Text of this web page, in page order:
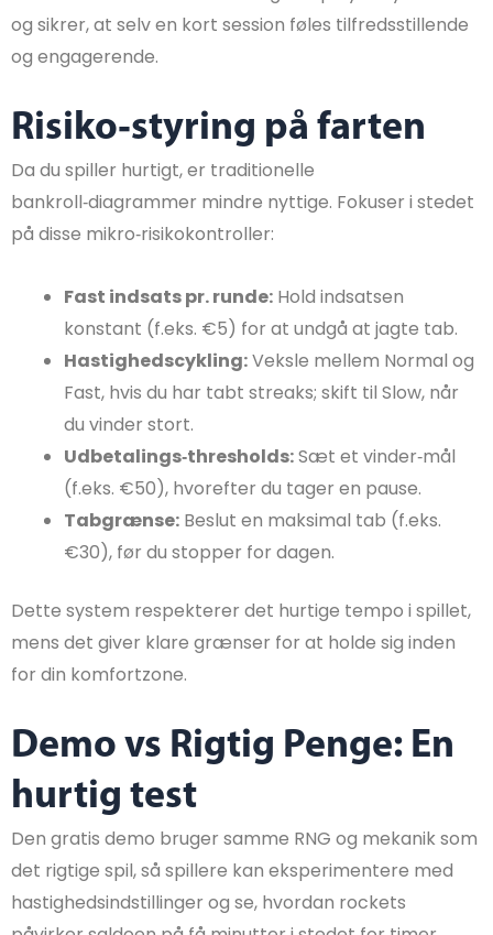
og sikrer, at selv en kort session føles tilfredsstillende
og engagerende.
Risiko‑styring på farten
Da du spiller hurtigt, er traditionelle
bankroll‑diagrammer mindre nyttige. Fokuser i stedet
på disse mikro‑risikokontroller:
Fast indsats pr. runde: Hold indsatsen
konstant (f.eks. €5) for at undgå at jagte tab.
Hastighedscykling:Veksle mellem Normal og
Fast, hvis du har tabt streaks; skift til Slow, når
du vinder stort.
Udbetalings‑thresholds:Sæt et vinder‑mål
(f.eks. €50), hvorefter du tager en pause.
Tabgrænse: Beslut en maksimal tab (f.eks.
€30), før du stopper for dagen.
Dette system respekterer det hurtige tempo i spillet,
mens det giver klare grænser for at holde sig inden
for din komfortzone.
Demo vs Rigtig Penge: En
hurtig test
Den gratis demo bruger samme RNG og mekanik som
det rigtige spil, så spillere kan eksperimentere med
hastighedsindstillinger og se, hvordan rockets